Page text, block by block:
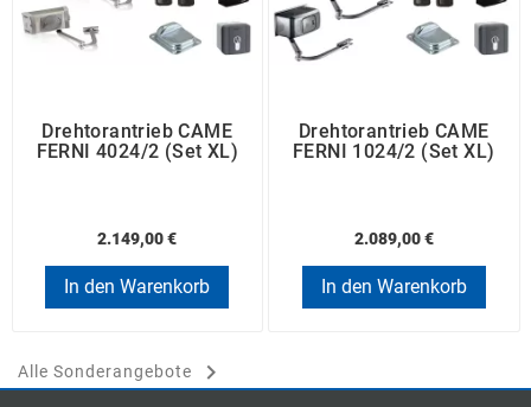
Drehtorantrieb CAME
FERNI 4024/2 (Set XL)
2.149,00 €
In den Warenkorb
Drehtorantrieb CAME
FERNI 1024/2 (Set XL)
2.089,00 €
In den Warenkorb
Alle Sonderangebote 